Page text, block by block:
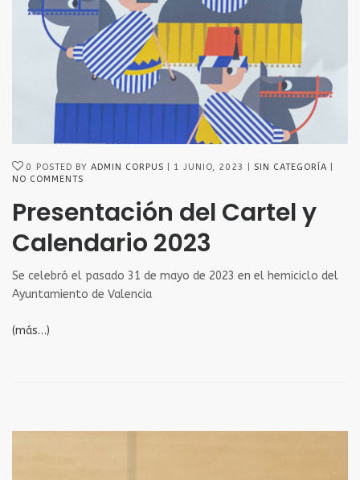
0 POSTED BY ADMIN CORPUS 1 JUNIO, 2023
SIN CATEGORÍA
NO COMMENTS
Presentación del Cartel y
Calendario 2023
Se celebró el pasado 31 de mayo de 2023 en el hemiciclo del
Ayuntamiento de Valencia
(más…)